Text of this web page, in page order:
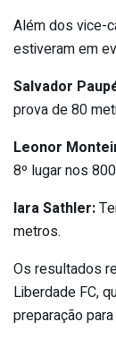
Além dos vice-
estiveram em
Salvador
prova de 80
Leonor
8º lugar nos
Iara Sathler:
metros.
Os resultados
Liberdade FC,
preparação